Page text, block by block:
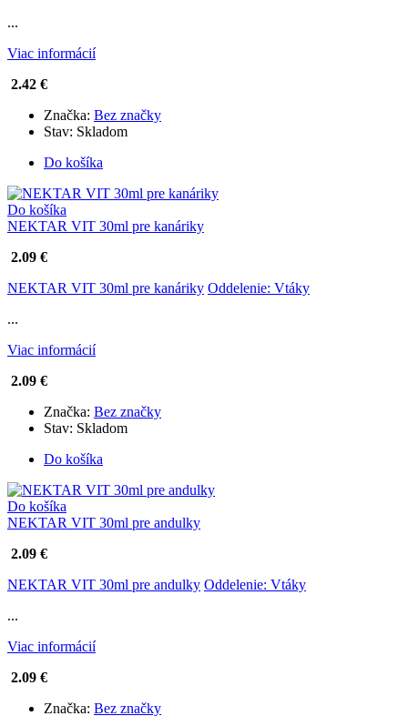
...
Viac informácií
2.42 €
Značka: Bez značky
Stav: Skladom
Do košíka
Do košíka
NEKTAR VIT 30ml pre kanáriky
2.09 €
NEKTAR VIT 30ml pre kanáriky Oddelenie: Vtáky
...
Viac informácií
2.09 €
Značka: Bez značky
Stav: Skladom
Do košíka
Do košíka
NEKTAR VIT 30ml pre andulky
2.09 €
NEKTAR VIT 30ml pre andulky Oddelenie: Vtáky
...
Viac informácií
2.09 €
Značka: Bez značky